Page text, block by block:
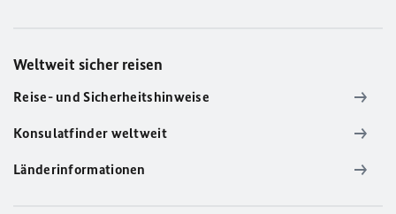
Weltweit sicher reisen
Reise- und Sicherheitshinweise
Konsulatfinder weltweit
Länderinformationen